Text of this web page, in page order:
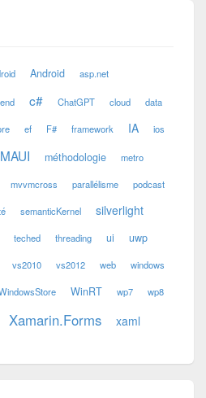
Android asp.net
c# ChatGPT cloud data
ef F# framework IA ios
MAUI méthodologie metro
mvvmcross parallélisme podcast
semanticKernel silverlight
teched threading ui uwp
vs2010 vs2012 web windows
WinRT wp7 wp8
Xamarin.Forms xaml